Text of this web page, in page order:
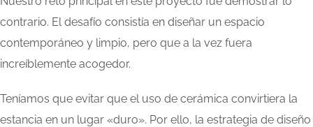
contrario. El desafío consistía en diseñar un espacio
contemporáneo y limpio, pero que a la vez fuera
increíblemente acogedor.
Teníamos que evitar que el uso de cerámica convirtiera la
estancia en un lugar «duro». Por ello, la estrategia de diseño